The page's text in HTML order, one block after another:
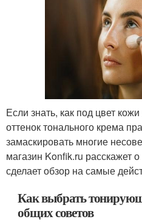
Если знать, как под цвет
оттенок тонального крема
замаскировать многие
магазин Konfik.ru расскажет
сделает обзор на самые
Как выбрать
общих советов